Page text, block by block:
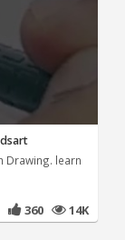
Drawing. learn
360 14K